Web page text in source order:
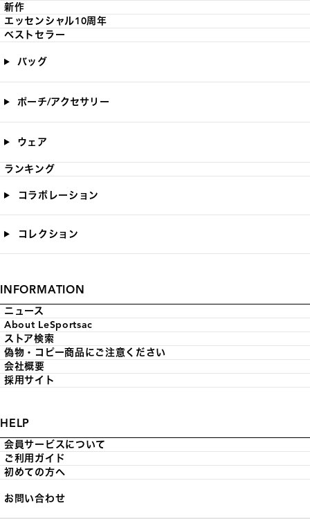
新作
エッセンシャル10周年
ベストセラー
バッグ
ポーチ/アクセサリー
ウェア
ランキング
コラボレーション
コレクション
INFORMATION
ニュース
About LeSportsac
ストア検索
偽物・コピー商品にご注意ください
会社概要
採用サイト
HELP
会員サービスについて
ご利用ガイド
初めての方へ
お問い合わせ